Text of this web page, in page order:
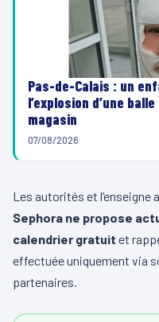
Pas-de-Calais : un
l’explosion d’une
magasin
07/08/2026
Les autorités et l’enseigne
Sephora ne propose
calendrier gratuit et
effectuée uniquement via
partenaires.